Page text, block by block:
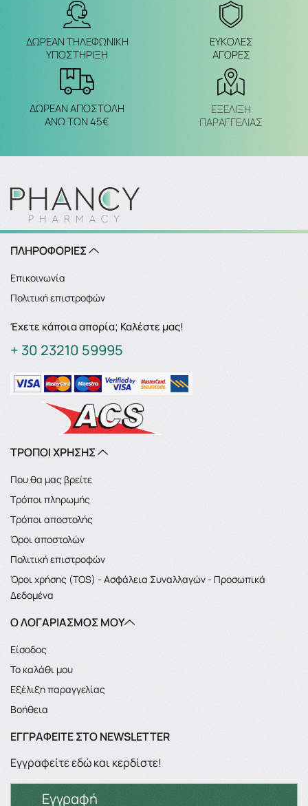
ΔΩΡΕΑΝ ΤΗΛΕΦΩΝΙΚΗ
ΥΠΟΣΤΗΡΙΞΗ
ΕΥΚΟΛΕΣ
ΑΓΟΡΕΣ
ΔΩΡΕΑΝ ΑΠΟΣΤΟΛΗ
ΑΝΩ ΤΩΝ 45€
ΕΞΈΛΙΞΗ
ΠΑΡΑΓΓΕΛΙΑΣ
ΠΛΗΡΟΦΟΡΙΕΣ
Επικοινωνία
Πολιτική επιστροφών
Έχετε κάποια απορία; Καλέστε μας!
+ 30 23210 59995
ΤΡΟΠΟΙ ΧΡΗΣΗΣ
Που θα μας βρείτε
Τρόποι πληρωμής
Τρόποι αποστολής
Όροι αποστολών
Πολιτική επιστροφών
Όροι χρήσης (TOS) - Ασφάλεια Συναλλαγών - Προσωπικά
Δεδομένα
Ο ΛΟΓΑΡΙΑΣΜΌΣ ΜΟΥ
Είσοδος
Το καλάθι μου
Εξέλιξη παραγγελίας
Βοήθεια
ΕΓΓΡΑΦΕΊΤΕ ΣΤΟ NEWSLETTER
Εγγραφείτε εδώ και κερδίστε!
Εγγραφή